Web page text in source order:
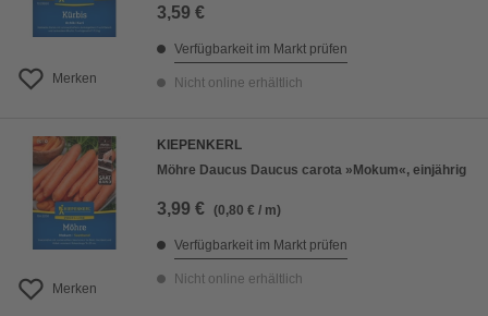
Merken
3,59 €
Verfügbarkeit im Markt prüfen
Nicht online erhältlich
Merken
KIEPENKERL
Möhre Daucus Daucus carota »Mokum«, einjährig
3,99 € (0,80 € / m)
Verfügbarkeit im Markt prüfen
Nicht online erhältlich